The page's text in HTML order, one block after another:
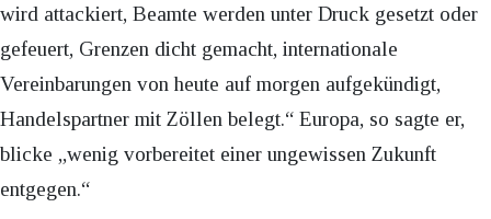
wird attackiert, Beamte werden unter Druck gesetzt oder
gefeuert, Grenzen dicht gemacht, internationale
Vereinbarungen von heute auf morgen aufgekündigt,
Handelspartner mit Zöllen belegt.“ Europa, so sagte er,
blicke „wenig vorbereitet einer ungewissen Zukunft
entgegen.“